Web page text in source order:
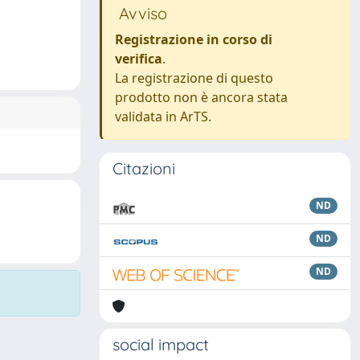
Avviso
Registrazione in corso di
verifica.
La registrazione di questo
prodotto non è ancora stata
validata in ArTS.
Citazioni
ND
ND
ND
social impact